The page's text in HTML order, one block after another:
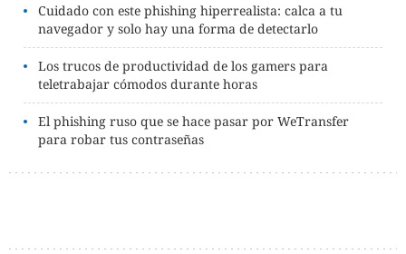
Cuidado con este phishing hiperrealista: calca a tu
navegador y solo hay una forma de detectarlo
Los trucos de productividad de los gamers para
teletrabajar cómodos durante horas
El phishing ruso que se hace pasar por WeTransfer
para robar tus contraseñas